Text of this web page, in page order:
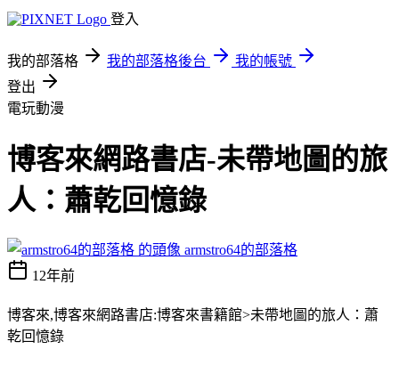
登入
我的部落格 我的部落格後台
我的帳號
登出
電玩動漫
博客來網路書店-未帶地圖的旅
人：蕭乾回憶錄
armstro64的部落格
12年前
博客來,博客來網路書店:博客來書籍館>未帶地圖的旅人：蕭
乾回憶錄